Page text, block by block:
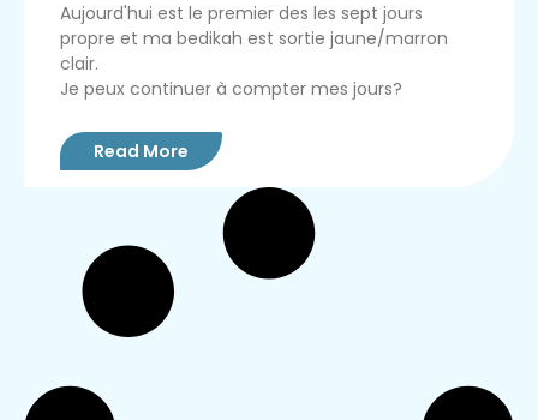
Aujourd'hui est le premier des les sept jours
propre et ma bedikah est sortie jaune/marron
clair.
Je peux continuer à compter mes jours?
Read More